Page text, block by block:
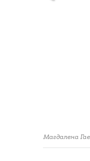
Магдалена